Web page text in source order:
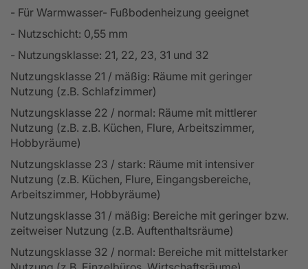
- Für Warmwasser- Fußbodenheizung geeignet
- Nutzschicht: 0,55 mm
- Nutzungsklasse: 21, 22, 23, 31 und 32
Nutzungsklasse 21 / mäßig: Räume mit geringer
Nutzung (z.B. Schlafzimmer)
Nutzungsklasse 22 / normal: Räume mit mittlerer
Nutzung (z.B. z.B. Küchen, Flure, Arbeitszimmer,
Hobbyräume)
Nutzungsklasse 23 / stark: Räume mit intensiver
Nutzung (z.B. Küchen, Flure, Eingangsbereiche,
Arbeitszimmer, Hobbyräume)
Nutzungsklasse 31 / mäßig: Bereiche mit geringer bzw.
zeitweiser Nutzung (z.B. Auftenthaltsräume)
Nutzungsklasse 32 / normal: Bereiche mit mittelstarker